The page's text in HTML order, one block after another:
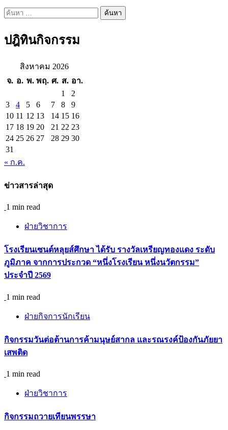
ค้นหา
ปฎิทินกิจกรรม
สิงหาคม 2026
จ. อ. พ. พฤ. ศ. ส. อา.
1
2
3
4 5 6 7 8
9
10 11 12 13 14 15 16
17 18 19 20 21 22 23
24 25 26 27 28 29 30
31
« ก.ค.
ข่าวสารล่าสุด
1 min read
ฝ่ายวิชาการ
โรงเรียนเซนต์หลุยส์ศึกษา ได้รับ รางวัลเหรียญทองแดง ระดับ
ภูมิภาค จากการประกวด “หนึ่งโรงเรียน หนึ่งนวัตกรรม”
ประจำปี 2569
1 min read
ฝ่ายกิจการนักเรียน
กิจกรรม​วันต่อต้านการค้ามนุษย์สากล และรณรงค์ป้องกันภัยยา
เสพติด
1 min read
ฝ่ายวิชาการ
กิจกรรมถวายเทียนพรรษา